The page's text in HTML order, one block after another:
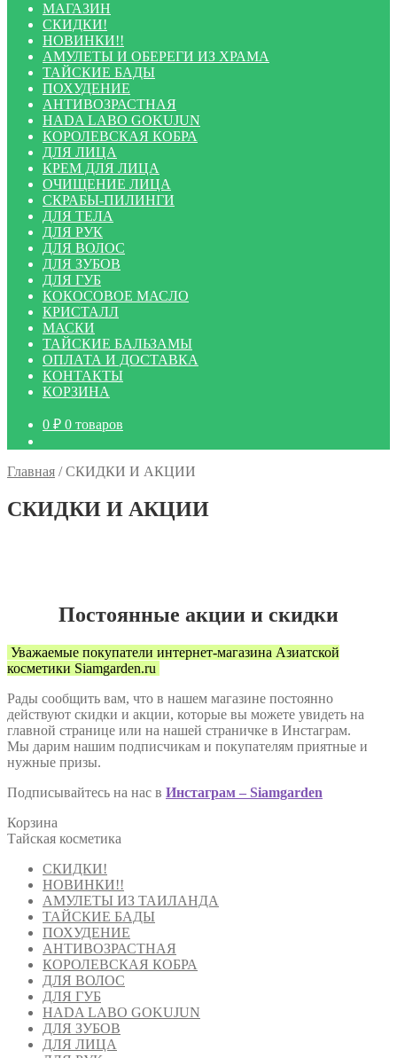
МАГАЗИН
СКИДКИ!
НОВИНКИ!!
АМУЛЕТЫ И ОБЕРЕГИ ИЗ ХРАМА
ТАЙСКИЕ БАДЫ
ПОХУДЕНИЕ
АНТИВОЗРАСТНАЯ
HADA LABO GOKUJUN
КОРОЛЕВСКАЯ КОБРА
ДЛЯ ЛИЦА
КРЕМ ДЛЯ ЛИЦА
ОЧИЩЕНИЕ ЛИЦА
СКРАБЫ-ПИЛИНГИ
ДЛЯ ТЕЛА
ДЛЯ РУК
ДЛЯ ВОЛОС
ДЛЯ ЗУБОВ
ДЛЯ ГУБ
КОКОСОВОЕ МАСЛО
КРИСТАЛЛ
МАСКИ
ТАЙСКИЕ БАЛЬЗАМЫ
ОПЛАТА И ДОСТАВКА
КОНТАКТЫ
КОРЗИНА
0 ₽ 0 товаров
Главная /СКИДКИ И АКЦИИ
СКИДКИ И АКЦИИ
Постоянные акции и скидки
Уважаемые покупатели интернет-магазина Азиатской
косметики Siamgarden.ru
Рады сообщить вам, что в нашем магазине постоянно
действуют скидки и акции, которые вы можете увидеть на
главной странице или на нашей страничке в Инстаграм.
Мы дарим нашим подписчикам и покупателям приятные и
нужные призы.
Подписывайтесь на нас в Инстаграм – Siamgarden
Корзина
Тайская косметика
СКИДКИ!
НОВИНКИ!!
АМУЛЕТЫ ИЗ ТАИЛАНДА
ТАЙСКИЕ БАДЫ
ПОХУДЕНИЕ
АНТИВОЗРАСТНАЯ
КОРОЛЕВСКАЯ КОБРА
ДЛЯ ВОЛОС
ДЛЯ ГУБ
HADA LABO GOKUJUN
ДЛЯ ЗУБОВ
ДЛЯ ЛИЦА